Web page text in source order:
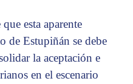
esta aparente
de Estupiñán se debe
la aceptación e
en el escenario